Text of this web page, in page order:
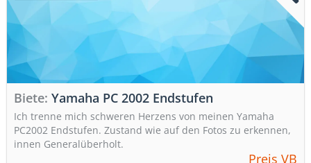
Biete Yamaha PC 2002 Endstufen
Ich trenne mich schweren Herzens von meinen Yamaha
PC2002 Endstufen. Zustand wie auf den Fotos zu erkennen,
innen Generalüberholt.
Preis VB